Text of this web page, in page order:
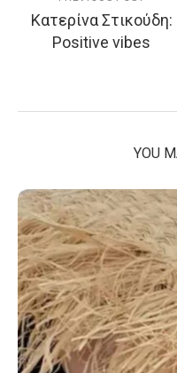
Κατερίνα Στικούδη:
Positive vibes
YOU